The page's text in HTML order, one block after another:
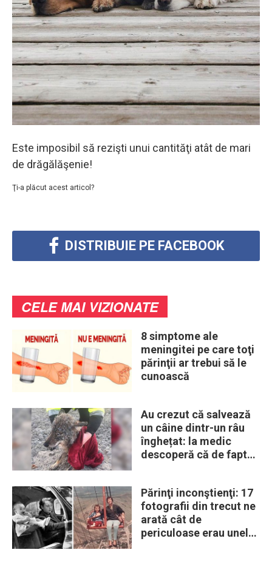
Este imposibil să rezişti unui cantităţi atât de mari
de drăgălăşenie!
Ţi-a plăcut acest articol?
DISTRIBUIE PE FACEBOOK
CELE MAI VIZIONATE
8 simptome ale
meningitei pe care toţi
părinţii ar trebui să le
cunoască
Au crezut că salvează
un câine dintr-un râu
înghețat: la medic
descoperă că de fapt
Părinţi inconştienţi: 17
fotografii din trecut ne
arată cât de
periculoase erau unele